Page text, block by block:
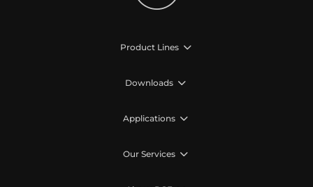
Product Lines
Downloads
Applications
Our Services